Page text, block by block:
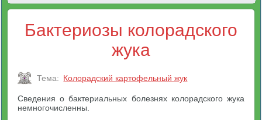
Бактериозы колорадского
жука
Тема: Колорадский картофельный жук
Сведения о бактериальных болезнях колорадского жука
немногочисленны.